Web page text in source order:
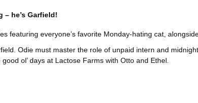
he’s Garfield!
everyone’s favorite Monday-hating cat,
Odie must master the role of unpaid intern and
ol’ days at Lactose Farms with Otto and Ethel.